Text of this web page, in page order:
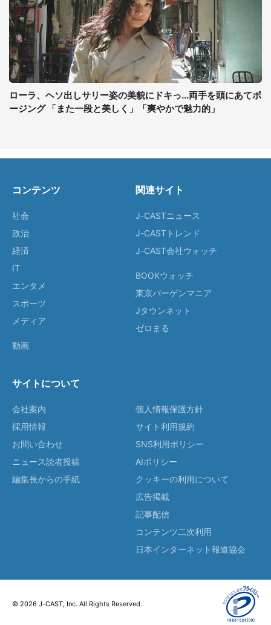
ローラ、ヘソ出しサリー姿の美貌にドキっ...両手を頭にあてポ
ージング 「また一段と美しく」「爽やかで魅力的」
コンテンツ
社会
政治
経済
IT
エンタメ
スポーツ
メディア
動画
関連サイト
J-CASTニュース
J-CASTトレンド
J-CAST会社ウォッチ
BOOKウォッチ
東京バーゲンマニア
Jタウンネット
ゼロまる
サイトについて
会社案内
採用情報
お問い合わせ
ニュース読者投稿
編集長からの手紙
個人情報保護方針
サイト利用規約
SNS利用ポリシー
AIポリシー
クッキーの利用について
広告掲載
記事配信
コンテンツ二次利用
日本インターネット報道協会
© 2026 J-CAST, Inc. All Rights Reserved.